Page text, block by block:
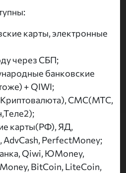
карты, электронные
через СБП;
банковские
+ QIWI;
СМС(МТС,
карты(РФ), ЯД,
PerfectMoney;
Qiwi, ЮMoney,
BitCoin, LiteCoin,